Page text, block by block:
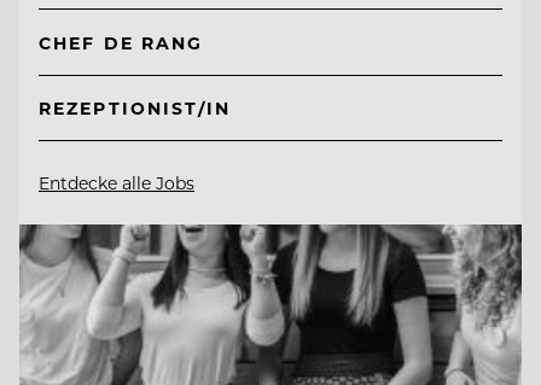
CHEF DE RANG
REZEPTIONIST/IN
Entdecke alle Jobs